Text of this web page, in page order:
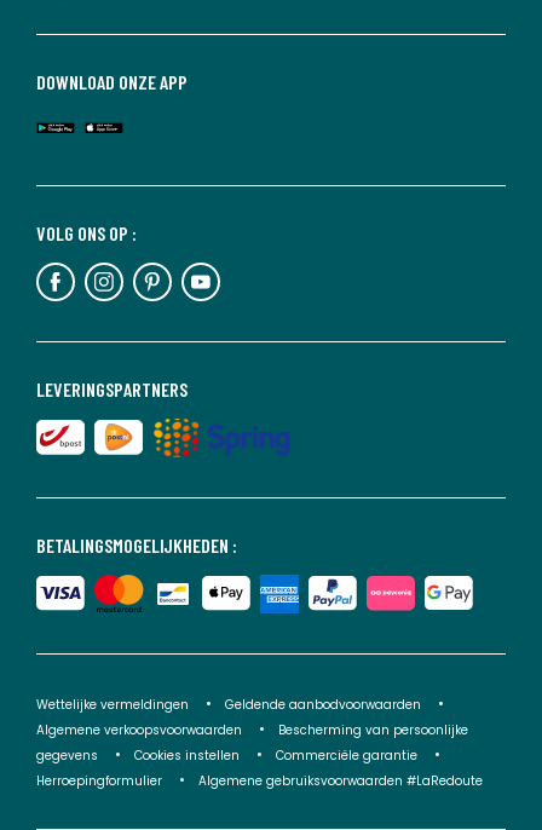
BETALINGSMOGELIJKHEDEN :
LEVERINGSPARTNERS
VOLG ONS OP :
DOWNLOAD ONZE APP
Wettelijke vermeldingen
Geldende aanbodvoorwaarden
Algemene verkoopsvoorwaarden
Bescherming van persoonlijke
gegevens
Cookies instellen
Commerciële garantie
Herroepingformulier
Algemene gebruiksvoorwaarden #LaRedoute